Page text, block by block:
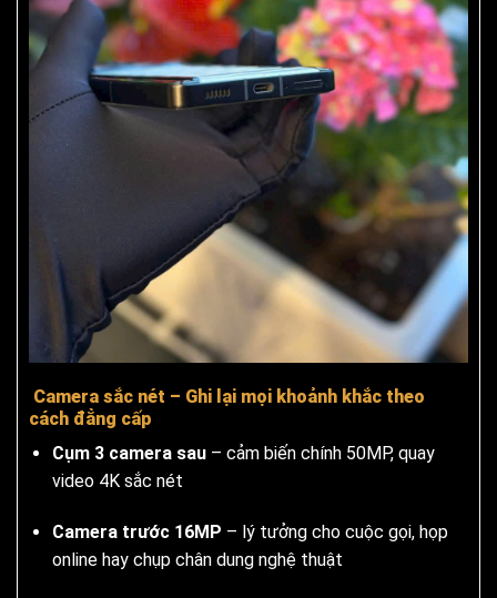
Camera sắc nét – Ghi lại mọi khoảnh khắc theo
cách đẳng cấp
Cụm 3 camera sau– cảm biến chính 50MP, quay
video 4K sắc nét
Camera trước 16MP – lý tưởng cho cuộc gọi, họp
online hay chụp chân dung nghệ thuật